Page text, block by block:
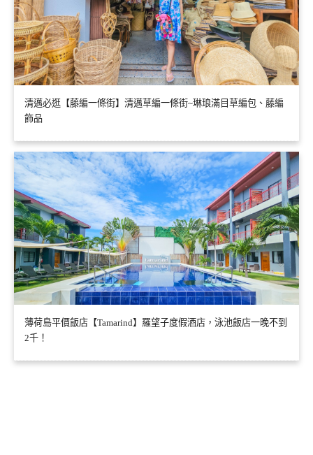
清邁必逛【藤編一條街】清邁草編一條街~琳琅滿目草編包、藤編
飾品
薄荷島平價飯店【Tamarind】羅望子度假酒店，泳池飯店一晚不到
2千！